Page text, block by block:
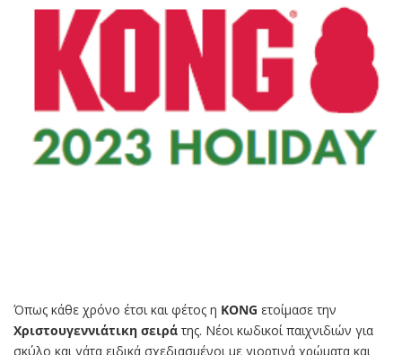
Όπως κάθε χρόνο έτσι και φέτος η KONG ετοίμασε την
Χριστουγεννιάτικη σειρά της. Νέοι κωδικοί παιχνιδιών για
σκύλο και γάτα ειδικά σχεδιασμένοι με γιορτινά χρώματα και